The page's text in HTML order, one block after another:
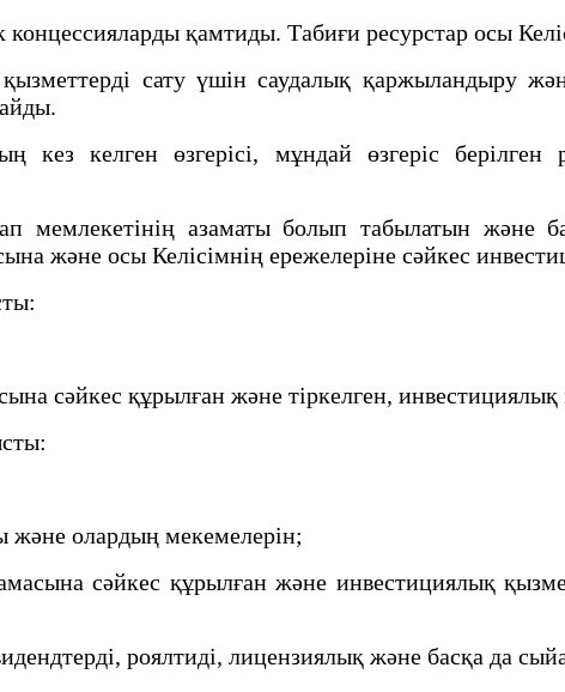
концессияларды қамтиды. Табиғи ресурстар осы
сату үшін саудалық қаржыландыру
келген өзгерісі, мұндай өзгеріс
азаматы болып табылатын және
және осы Келісімнің ережелеріне сәйкес
сәйкес құрылған және тіркелген, инвестициялық
және олардың мекемелерін;
сәйкес құрылған және инвестициялық
роялтиді, лицензиялық және басқа да